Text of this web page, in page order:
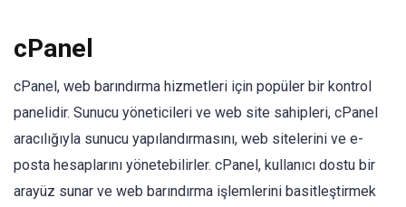
cPanel
cPanel, web barındırma hizmetleri için popüler bir kontrol
panelidir. Sunucu yöneticileri ve web site sahipleri, cPanel
aracılığıyla sunucu yapılandırmasını, web sitelerini ve e-
posta hesaplarını yönetebilirler. cPanel, kullanıcı dostu bir
arayüz sunar ve web barındırma işlemlerini basitleştirmek